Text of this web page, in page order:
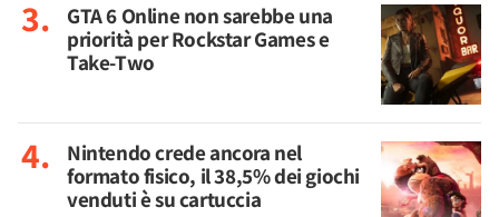
GTA 6 Online non sarebbe una
priorità per Rockstar Games e
Take-Two
Nintendo crede ancora nel
formato fisico, il 38,5% dei giochi
venduti è su cartuccia